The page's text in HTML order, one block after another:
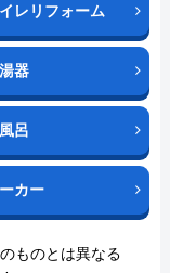
イレリフォーム
器
呂
カー
ものとは異なる